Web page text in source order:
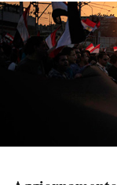
Sport
NEWSLETTER